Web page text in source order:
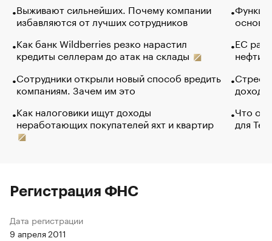
Выживают сильнейших. Почему компании
избавляются от лучших сотрудников
Как банк Wildberries резко нарастил
кредиты селлерам до атак на склады
Сотрудники открыли новый способ вредить
компаниям. Зачем им это
Как налоговики ищут доходы
неработающих покупателей яхт и квартир
основ
ЕС
нефти
Что
для
Регистрация ФНС
Дата регистрации
9 апреля 2011